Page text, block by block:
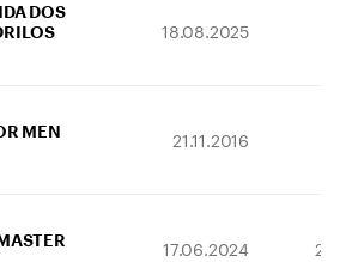
DOS
18.08.2025
MEN 21.11.2016
17.06.2024